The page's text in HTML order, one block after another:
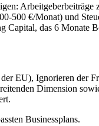
Arbeitgeberbeiträge
500 €/Monat) und
Capital, das 6 Monate
EU), Ignorieren der
Dimension
Businessplans.